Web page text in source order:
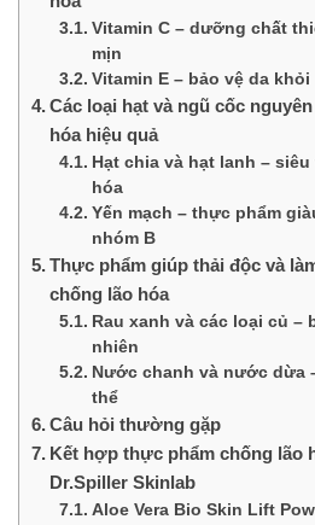
Vitamin C – dưỡng chất
mịn
Vitamin E – bảo vệ da
Các loại hạt và ngũ cốc
hóa hiệu quả
Hạt chia và hạt lanh –
hóa
Yến mạch – thực phẩm
nhóm B
Thực phẩm giúp thải độc và
chống lão hóa
Rau xanh và các loại củ
nhiên
Nước chanh và nước dừa
thể
Câu hỏi thường gặp
Kết hợp thực phẩm chống lão
Dr.Spiller Skinlab
Aloe Vera Bio Skin Lift